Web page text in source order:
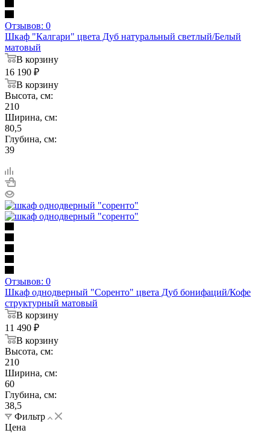
Отзывов: 0
Шкаф "Калгари" цвета Дуб натуральный светлый/Белый
матовый
В корзину
16 190 ₽
В корзину
Высота, см:
210
Ширина, см:
80,5
Глубина, см:
39
Отзывов: 0
Шкаф однодверный "Соренто" цвета Дуб бонифаций/Кофе
структурный матовый
В корзину
11 490 ₽
В корзину
Высота, см:
210
Ширина, см:
60
Глубина, см:
38,5
Фильтр
Цена